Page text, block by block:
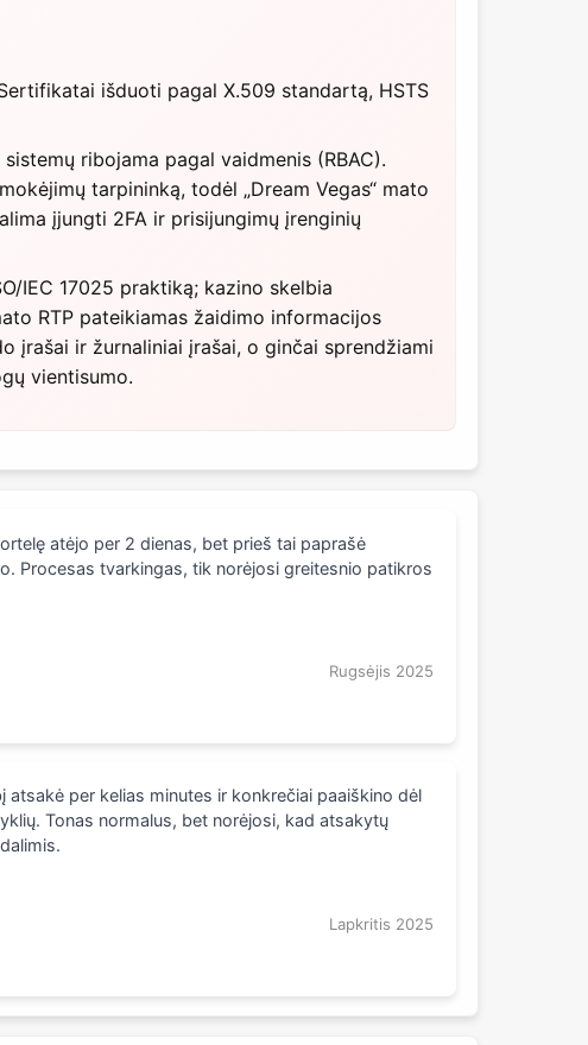
išduoti pagal X.509 standartą, HSTS
ribojama pagal vaidmenis (RBAC).
tarpininką, todėl „Dream Vegas“ mato
įjungti 2FA ir prisijungimų įrenginių
IEC 17025 praktiką; kazino skelbia
RTP pateikiamas žaidimo informacijos
įrašai ir žurnaliniai įrašai, o ginčai sprendžiami
vientisumo.
atėjo per 2 dienas, bet prieš tai paprašė
Procesas tvarkingas, tik norėjosi greitesnio patikros
Rugsėjis 2025
atsakė per kelias minutes ir konkrečiai paaiškino dėl
Tonas normalus, bet norėjosi, kad atsakytų
Lapkritis 2025